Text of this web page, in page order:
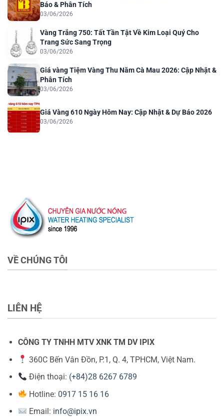
Báo & Phân Tích
03/06/2026
Vàng Trắng 750: Tất Tần Tật Về Kim Loại Quý Cho
Trang Sức Sang Trọng
03/06/2026
Giá vàng Tiệm Vàng Thu Năm Cà Mau 2026: Cập Nhật &
Phân Tích
03/06/2026
Giá Vàng 610 Ngày Hôm Nay: Cập Nhật & Dự Báo 2026
03/06/2026
VỀ CHÚNG TÔI
LIÊN HỆ
CÔNG TY TNHH MTV XNK TM DV IPIX
360C Bến Vân Đồn, P.1, Q. 4, TPHCM, Việt Nam.
Điện thoại: (+84)28 6267 6789
Hotline: 0917 15 16 16
Email: info@ipix.vn